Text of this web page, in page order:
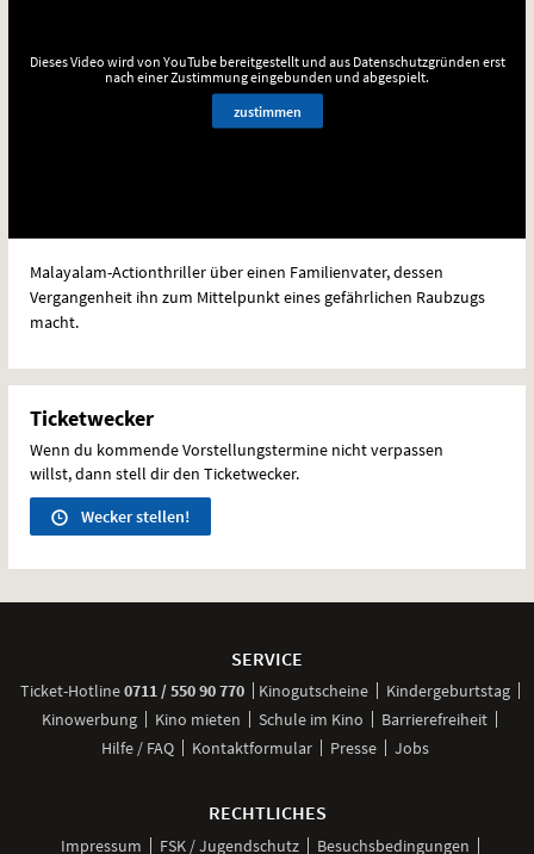
Dieses Video wird von YouTube bereitgestellt und aus Datenschutzgründen erst
nach einer Zustimmung eingebunden und abgespielt.
zustimmen
Malayalam-Actionthriller über einen Familienvater, dessen
Vergangenheit ihn zum Mittelpunkt eines gefährlichen Raubzugs
macht.
Ticketwecker
Wenn du kommende Vorstellungstermine nicht verpassen
willst, dann stell dir den Ticketwecker.
Wecker stellen!
SERVICE
Ticket-Hotline0711 / 550 90 770anrufen
Kinogutscheine
Kindergeburtstag
Kinowerbung
Kino mieten Schule im Kino
Barrierefreiheit
Hilfe / FAQ
Kontaktformular Presse Jobs
RECHTLICHES
Impressum FSK / Jugendschutz Besuchsbedingungen